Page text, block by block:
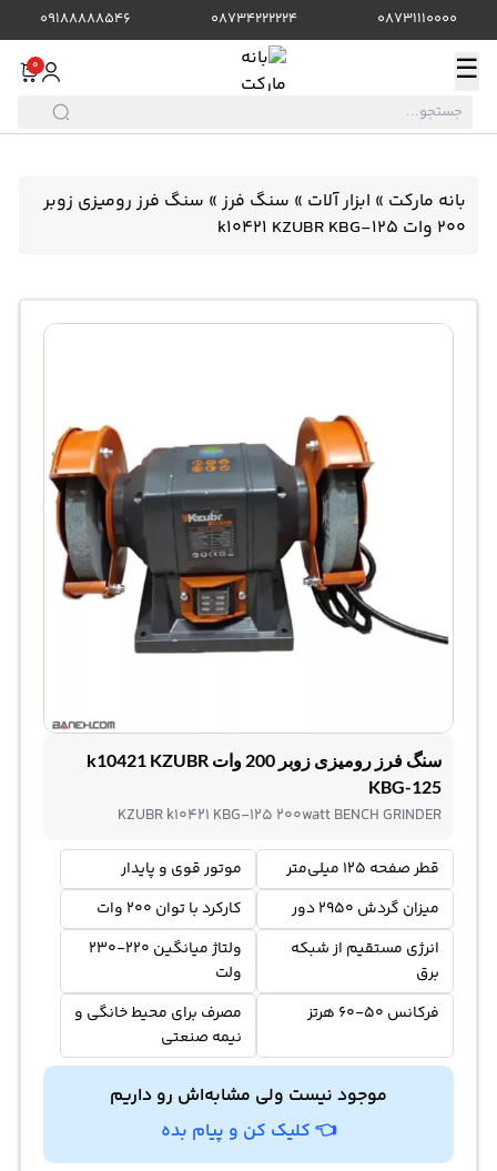
08731110000
08734222224
09188888546
☰
0
بانه مارکت » ابزار آلات » سنگ فرز» سنگ فرز رومیزی زوبر
200 وات k10421 KZUBR KBG-125
سنگ فرز رومیزی زوبر 200 وات k10421 KZUBR
KBG-125
KZUBR k10421 KBG-125 200watt BENCH GRINDER
قطر صفحه 125 میلی‌متر
موتور قوی و پایدار
میزان گردش 2950 دور
کارکرد با توان 200 وات
انرژی مستقیم از شبکه
برق
ولتاژ میانگین 220-230
ولت
فرکانس 50-60 هرتز
مصرف برای محیط‌ خانگی و
نیمه صنعتی
موجود نیست ولی مشابه‌اش رو داریم
👈 کلیک کن و پیام بده